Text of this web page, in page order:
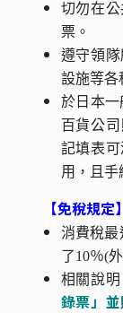
切勿在
票。
遵守領
設施等各
於日本一
百貨公
記填表
用，且手
【免稅規定】
消費稅最
了10％(
相關說
錄票」